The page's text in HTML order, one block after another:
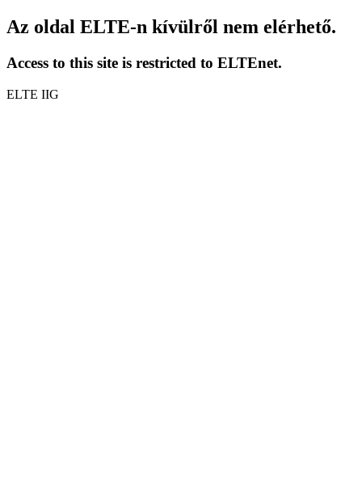
Az oldal ELTE-n kívülről nem elérhető.
Access to this site is restricted to ELTEnet.
ELTE IIG